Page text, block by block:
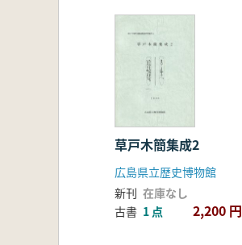
草戸木簡集成2
広島県立歴史博物館
新刊 在庫なし
古書 1 点 2,200 円